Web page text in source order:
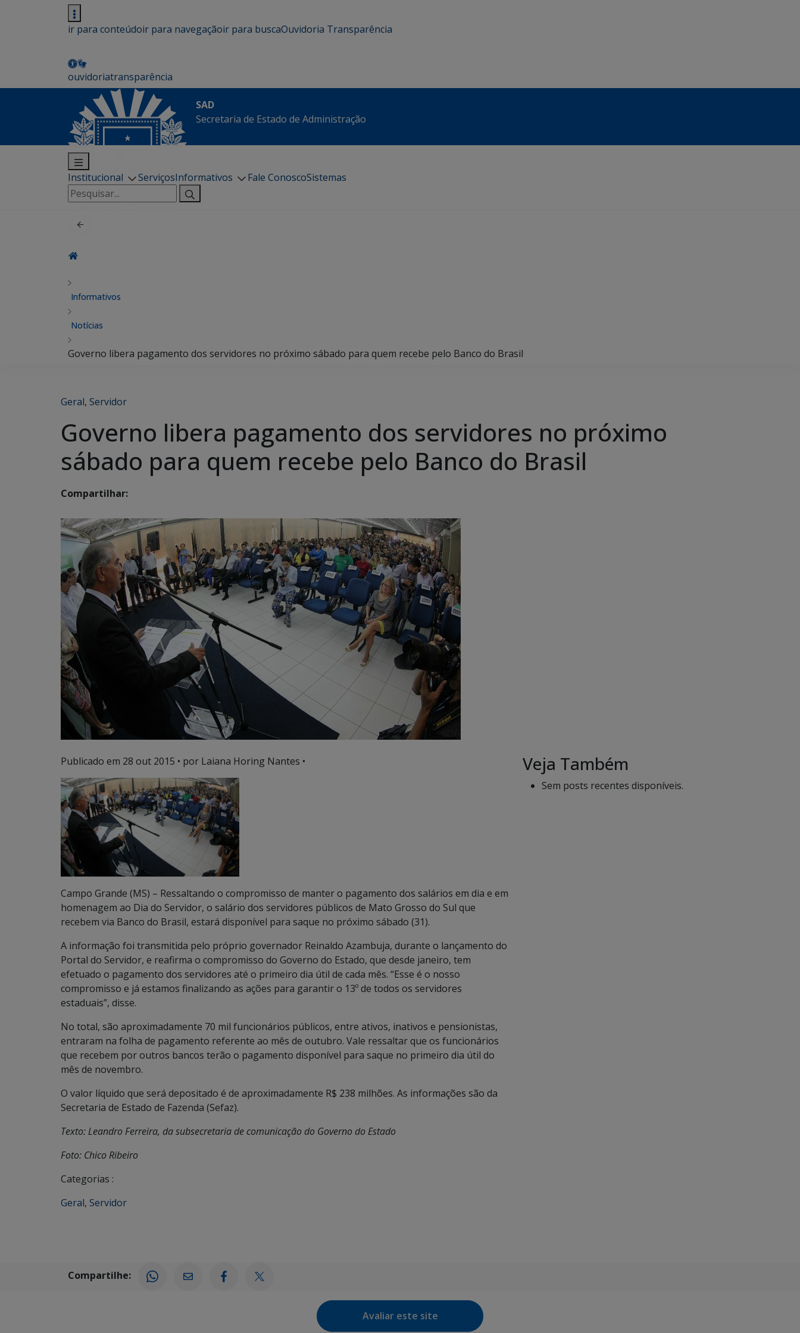
ir para conteúdoir para navegaçãoir para buscaOuvidoria Transparência
ouvidoriatransparência
SAD
Secretaria de Estado de Administração
Institucional ServiçosInformativos Fale ConoscoSistemas
Pesquisar
por:
Informativos
Notícias
Governo libera pagamento dos servidores no próximo sábado para quem recebe pelo Banco do Brasil
Geral, Servidor
Governo libera pagamento dos servidores no próximo
sábado para quem recebe pelo Banco do Brasil
Compartilhar:
Publicado em 28 out 2015 • por Laiana Horing Nantes •
Campo Grande (MS) – Ressaltando o compromisso de manter o pagamento dos salários em dia e em
homenagem ao Dia do Servidor, o salário dos servidores públicos de Mato Grosso do Sul que
recebem via Banco do Brasil, estará disponível para saque no próximo sábado (31).
A informação foi transmitida pelo próprio governador Reinaldo Azambuja, durante o lançamento do
Portal do Servidor, e reafirma o compromisso do Governo do Estado, que desde janeiro, tem
efetuado o pagamento dos servidores até o primeiro dia útil de cada mês. “Esse é o nosso
compromisso e já estamos finalizando as ações para garantir o 13º de todos os servidores
estaduais”, disse.
No total, são aproximadamente 70 mil funcionários públicos, entre ativos, inativos e pensionistas,
entraram na folha de pagamento referente ao mês de outubro. Vale ressaltar que os funcionários
que recebem por outros bancos terão o pagamento disponível para saque no primeiro dia útil do
mês de novembro.
O valor líquido que será depositado é de aproximadamente R$ 238 milhões. As informações são da
Secretaria de Estado de Fazenda (Sefaz).
Texto: Leandro Ferreira, da subsecretaria de comunicação do Governo do Estado
Foto: Chico Ribeiro
Categorias :
Geral, Servidor
Veja Também
Sem posts recentes disponíveis.
Compartilhe:
Avaliar este site